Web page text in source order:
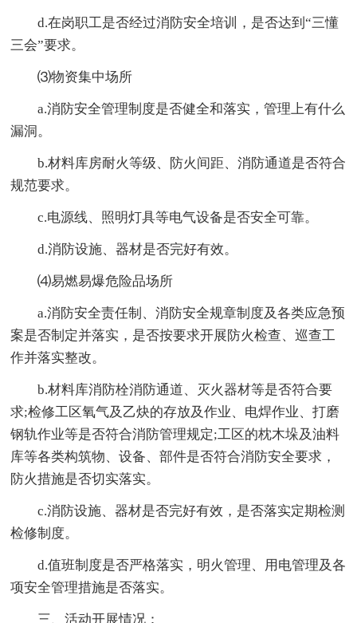
d.在岗职工是否经过消防安全培训，是否达到“三懂
三会”要求。
⑶物资集中场所
a.消防安全管理制度是否健全和落实，管理上有什么
漏洞。
b.材料库房耐火等级、防火间距、消防通道是否符合
规范要求。
c.电源线、照明灯具等电气设备是否安全可靠。
d.消防设施、器材是否完好有效。
⑷易燃易爆危险品场所
a.消防安全责任制、消防安全规章制度及各类应急预
案是否制定并落实，是否按要求开展防火检查、巡查工
作并落实整改。
b.材料库消防栓消防通道、灭火器材等是否符合要
求;检修工区氧气及乙炔的存放及作业、电焊作业、打磨
钢轨作业等是否符合消防管理规定;工区的枕木垛及油料
库等各类构筑物、设备、部件是否符合消防安全要求，
防火措施是否切实落实。
c.消防设施、器材是否完好有效，是否落实定期检测
检修制度。
d.值班制度是否严格落实，明火管理、用电管理及各
项安全管理措施是否落实。
三、活动开展情况：